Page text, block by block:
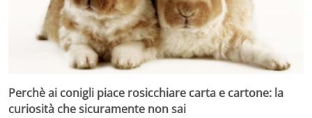
Perchè ai conigli piace rosicchiare carta e cartone: la
curiosità che sicuramente non sai